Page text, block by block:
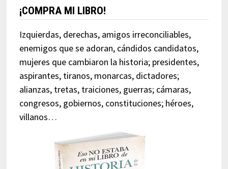
¡COMPRA MI LIBRO!
Izquierdas, derechas, amigos irreconciliables,
enemigos que se adoran, cándidos candidatos,
mujeres que cambiaron la historia; presidentes,
aspirantes, tiranos, monarcas, dictadores;
alianzas, tretas, traiciones, guerras; cámaras,
congresos, gobiernos, constituciones; héroes,
villanos…